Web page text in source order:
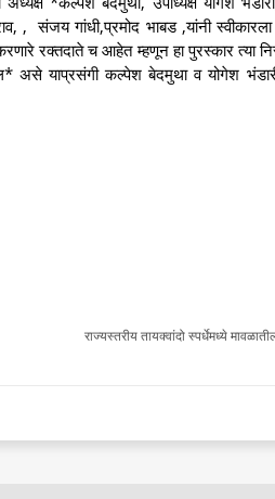
संजय गांधी,प्रमोद भाबड ,यांनी
रक्तदाते च आहेत म्हणून हा पुरस्कार त्या
असे याप्रसंगी कल्पेश बेदमुथा व योगेश
राज्यस्तरीय तायक्वांदो स्पर्धेमध्ये